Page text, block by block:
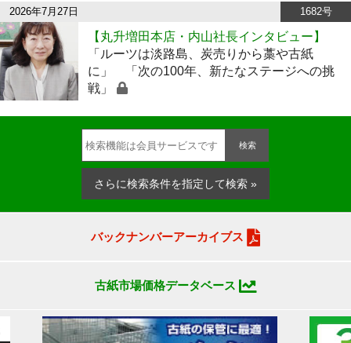
2026年7月27日 1682号
【丸升増田本店・内山社長インタビュー】
「ルーツは淡路島、炭売りから藁や古紙
に」 「次の100年、新たなステージへの挑
戦」
検索
さらに検索条件を指定して検索 »
バックナンバーアーカイブス
古紙市場価格データベース